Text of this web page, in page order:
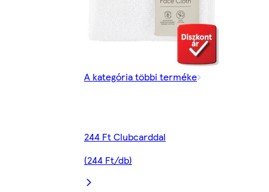
A kategória többi terméke
244 Ft Clubcarddal
(244 Ft/db)